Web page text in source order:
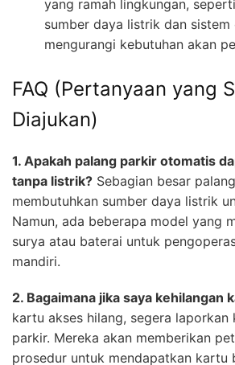
yang ramah lingkungan,
sumber daya listrik dan
mengurangi kebutuhan akan
FAQ (Pertanyaan yang
Diajukan)
1. Apakah palang parkir otomatis
tanpa listrik? Sebagian besar
membutuhkan sumber daya listrik
Namun, ada beberapa model yang
surya atau baterai untuk
mandiri.
2. Bagaimana jika saya kehilangan
kartu akses hilang, segera laporkan
parkir. Mereka akan memberikan
prosedur untuk mendapatkan kartu